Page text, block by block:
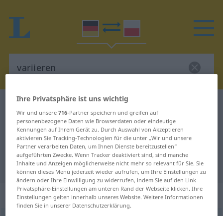
Deutsch-Polnisch Wörterbuch
Deutsch-Polnisch Übersetzung für
"variieren"
"variieren" Polnisch Übersetzung
„variieren“: transitives Verb
Ihre Privatsphäre ist uns wichtig
Wir und unsere716-Partner speichern und greifen auf
personenbezogene Daten wie Browserdaten oder eindeutige
Kennungen auf Ihrem Gerät zu. Durch Auswahl von Akzeptieren
aktivieren Sie Tracking-Technologien für die unter „Wir und unsere
Partner verarbeiten Daten, um Ihnen Dienste bereitzustellen“
aufgeführten Zwecke. Wenn Tracker deaktiviert sind, sind manche
Inhalte und Anzeigen möglicherweise nicht mehr so relevant für Sie. Sie
können dieses Menü jederzeit wieder aufrufen, um Ihre Einstellungen zu
ändern oder Ihre Einwilligung zu widerrufen, indem Sie auf den Link
Privatsphäre-Einstellungen am unteren Rand der Webseite klicken. Ihre
Einstellungen gelten innerhalb unseres Website. Weitere Informationen
finden Sie in unserer Datenschutzerklärung.